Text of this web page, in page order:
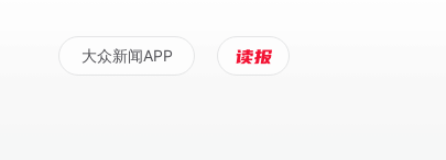
大众新闻APP